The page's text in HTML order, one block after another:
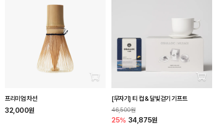
장바구니 담기
프리미엄 차선
32,000원
장바
[무자기] 티 컵 & 달빛걷기 기프트
46,500원
25% 34,875원